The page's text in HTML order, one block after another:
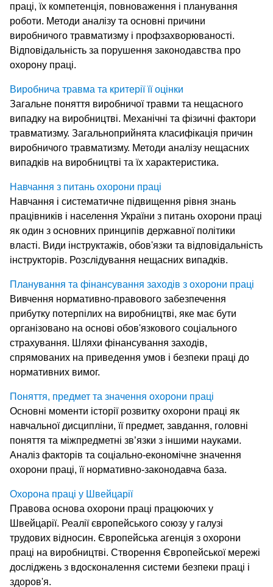
праці, їх компетенція, повноваження і планування
роботи. Методи аналізу та основні причини
виробничого травматизму і профзахворюваності.
Відповідальність за порушення законодавства про
охорону праці.
Виробнича травма та критерії її оцінки
Загальне поняття виробничої травми та нещасного
випадку на виробництві. Механічні та фізичні фактори
травматизму. Загальноприйнята класифікація причин
виробничого травматизму. Методи аналізу нещасних
випадків на виробництві та їх характеристика.
Навчання з питань охорони праці
Навчання і систематичне підвищення рівня знань
працівників і населення України з питань охорони праці
як один з основних принципів державної політики
власті. Види інструктажів, обов'язки та відповідальність
інструкторів. Розслідування нещасних випадків.
Планування та фінансування заходів з охорони праці
Вивчення нормативно-правового забезпечення
прибутку потерпілих на виробництві, яке має бути
організовано на основі обов'язкового соціального
страхування. Шляхи фінансування заходів,
спрямованих на приведення умов і безпеки праці до
нормативних вимог.
Поняття, предмет та значення охорони праці
Основні моменти історії розвитку охорони праці як
навчальної дисципліни, її предмет, завдання, головні
поняття та міжпредметні зв’язки з іншими науками.
Аналіз факторів та соціально-економічне значення
охорони праці, її нормативно-законодавча база.
Охорона праці у Швейцарії
Правова основа охорони праці працюючих у
Швейцарії. Реалії європейського союзу у галузі
трудових відносин. Європейська агенція з охорони
праці на виробництві. Створення Європейської мережі
досліджень з вдосконалення системи безпеки праці і
здоров'я.